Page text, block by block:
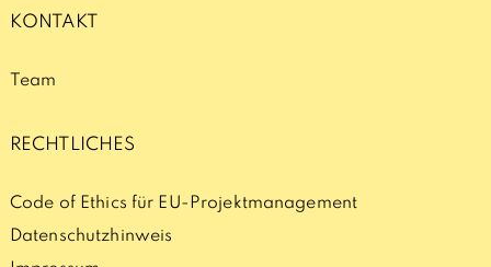
KONTAKT
Team
RECHTLICHES
Code of Ethics für EU-Projektmanagement
Datenschutzhinweis